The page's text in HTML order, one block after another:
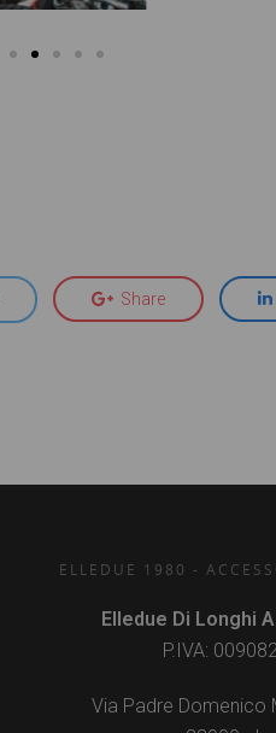
Share
ELLEDUE 1980 -
Elledue Di Longhi
P.IVA:
Via Padre Domenico